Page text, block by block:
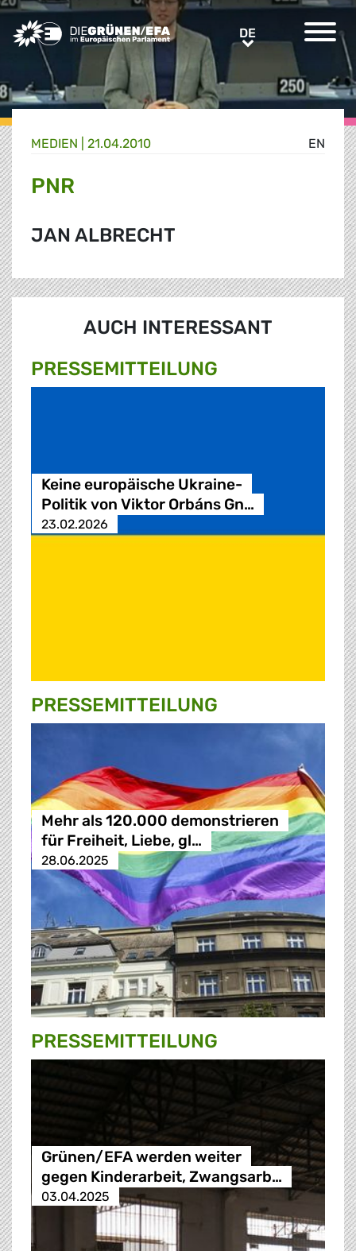
Greens/EFA Home DEDE
EN
MEDIEN 21.04.2010
PNR
JAN ALBRECHT
AUCH INTERESSANT
PRESSE­MITTEILUNG
Keine europäische Ukraine-
Politik von Viktor Orbáns Gn…
23.02.2026
PRESSE­MITTEILUNG
Mehr als 120.000 demonstrieren
für Freiheit, Liebe, gl…
28.06.2025
PRESSE­MITTEILUNG
Grünen/EFA werden weiter
gegen Kinderarbeit, Zwangsarb…
03.04.2025